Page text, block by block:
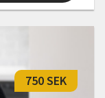
750 SEK